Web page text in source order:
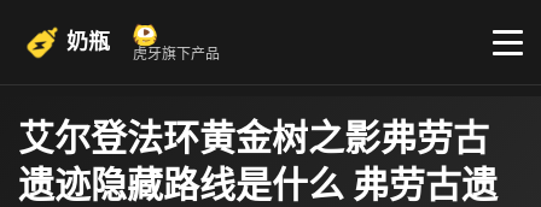
奶瓶 虎牙旗下产品
艾尔登法环黄金树之影弗劳古
遗迹隐藏路线是什么 弗劳古遗